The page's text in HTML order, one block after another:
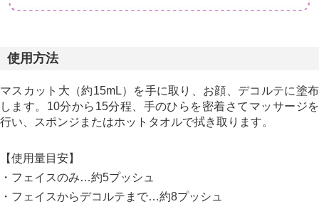
使用方法
マスカット大（約15mL）を手に取り、お顔、デコルテに塗布
します。10分から15分程、手のひらを密着さてマッサージを
行い、スポンジまたはホットタオルで拭き取ります。
【使用量目安】
・フェイスのみ…約5プッシュ
・フェイスからデコルテまで…約8プッシュ